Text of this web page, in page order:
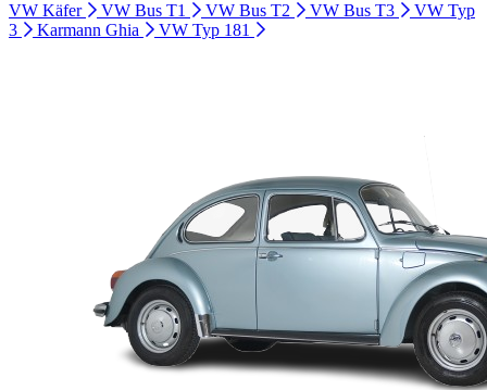
VW Käfer
VW Bus T1 VW Bus T2 VW Bus T3
VW Typ
3
Karmann Ghia VW Typ 181